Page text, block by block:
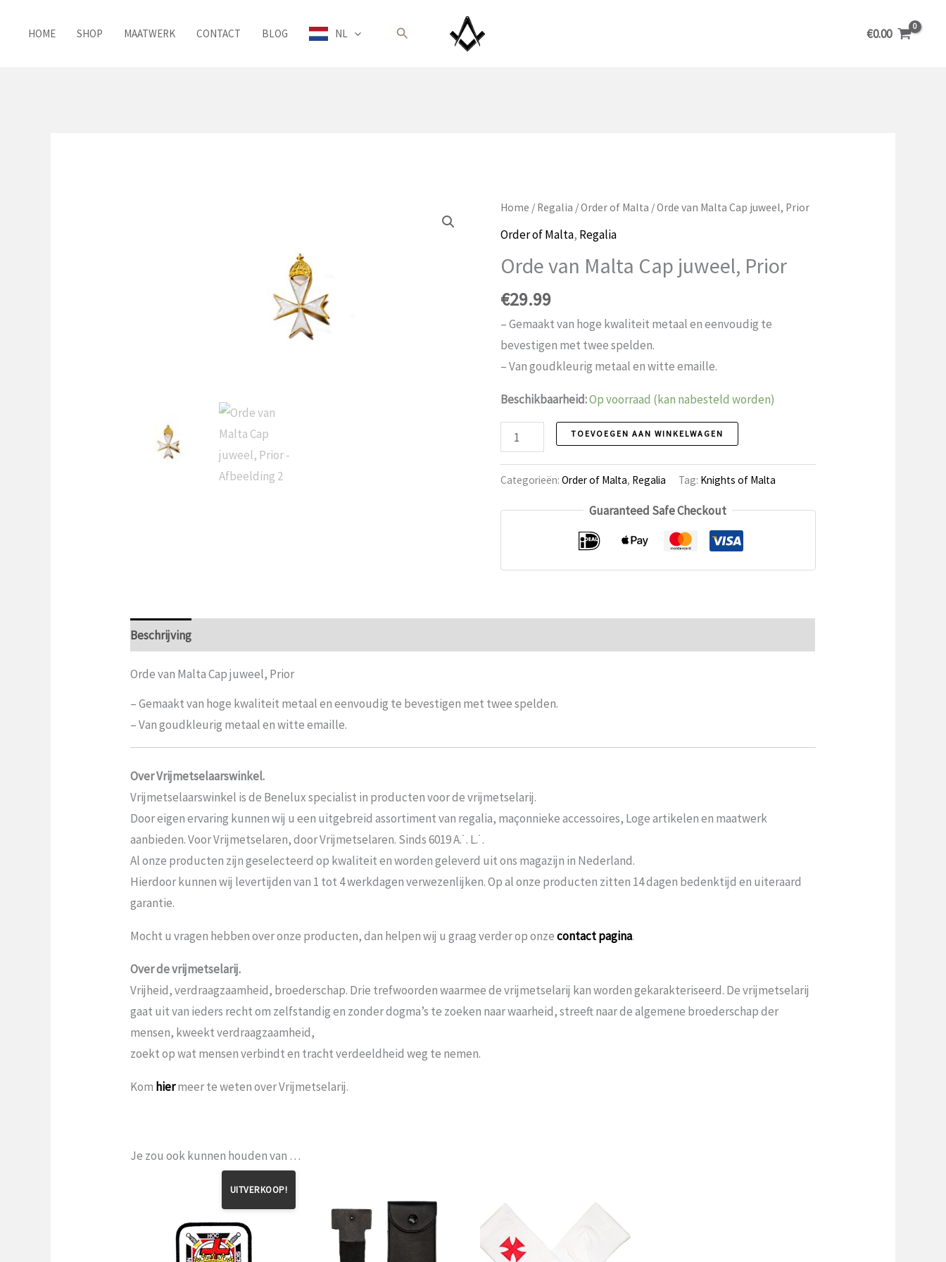
HOME SHOP MAATWERK CONTACT BLOG NL Zoeken €0.00
Home / Regalia /Order of Malta / Orde van Malta Cap juweel, Prior
Order of Malta, Regalia
Orde van Malta Cap juweel, Prior
€29.99
– Gemaakt van hoge kwaliteit metaal en eenvoudig te
bevestigen met twee spelden.
– Van goudkleurig metaal en witte emaille.
Beschikbaarheid:Op voorraad (kan nabesteld worden)
Orde
van
Malta
juweel,
TOEVOEGEN AAN WINKELWAGEN
Categorieën: Order of Malta, Regalia Tag: Knights of Malta
Guaranteed Safe Checkout
Beschrijving
Orde van Malta Cap juweel, Prior
– Gemaakt van hoge kwaliteit metaal en eenvoudig te bevestigen met twee spelden.
– Van goudkleurig metaal en witte emaille.
Over Vrijmetselaarswinkel.
Vrijmetselaarswinkel is de Benelux specialist in producten voor de vrijmetselarij.
Door eigen ervaring kunnen wij u een uitgebreid assortiment van regalia, maçonnieke accessoires, Loge artikelen en maatwerk
aanbieden. Voor Vrijmetselaren, door Vrijmetselaren. Sinds 6019 A.˙. L.˙.
Al onze producten zijn geselecteerd op kwaliteit en worden geleverd uit ons magazijn in Nederland.
Hierdoor kunnen wij levertijden van 1 tot 4 werkdagen verwezenlijken. Op al onze producten zitten 14 dagen bedenktijd en uiteraard
garantie.
Mocht u vragen hebben over onze producten, dan helpen wij u graag verder op onzecontact pagina.
Over de vrijmetselarij.
Vrijheid, verdraagzaamheid, broederschap. Drie trefwoorden waarmee de vrijmetselarij kan worden gekarakteriseerd. De vrijmetselarij
gaat uit van ieders recht om zelfstandig en zonder dogma’s te zoeken naar waarheid, streeft naar de algemene broederschap der
mensen, kweekt verdraagzaamheid,
zoekt op wat mensen verbindt en tracht verdeeldheid weg te nemen.
Kom hiermeer te weten over Vrijmetselarij.
Je zou ook kunnen houden van …
UITVERKOOP!